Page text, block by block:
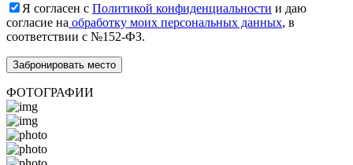
Я согласен с Политикой конфиденциальности и даю
согласие на обработку моих персональных данных, в
соответствии с №152-ФЗ.
ФОТОГРАФИИ